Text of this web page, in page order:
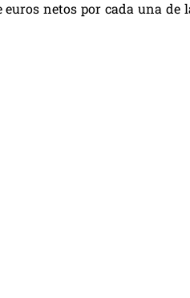
netos por cada una de